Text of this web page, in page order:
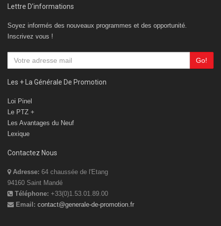
Lettre D'informations
Soyez informés des nouveaux programmes et des opportunité.
Inscrivez vous !
Go!
Les + La Générale De Promotion
Loi Pinel
Le PTZ +
Les Avantages du Neuf
Lexique
Contactez Nous
Adresse: 64 chaussée de l'Etang
94160 Saint Mandé
Téléphone: +33(0)1.53.01.89.00
Email: contact@generale-de-promotion.fr